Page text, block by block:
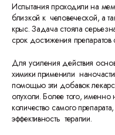
Испытания проходили на
близкой к человеческой, а
крыс. Задача стояла
срок достижения препаратов
Для усиления действия
химики применили
помощью эти добавок
опухоли. Более того, именно
количество самого
эффективность терапии.